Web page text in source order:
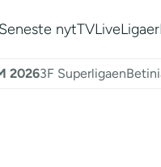
Seneste nytTVLiveLigaer
20263F Superligaen